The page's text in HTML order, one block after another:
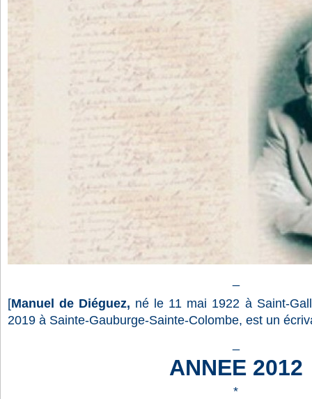
[Manuel de Diéguez, né le 11 mai 1922 à Saint-
2019 à Sainte-Gauburge-Sainte-Colombe, est un
ANNEE 2012
*